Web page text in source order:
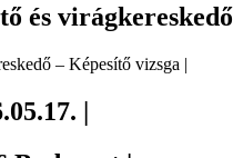
és virágkereskedő
– Képesítő vizsga |
|